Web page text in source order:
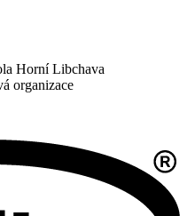
Horní Libchava
organizace